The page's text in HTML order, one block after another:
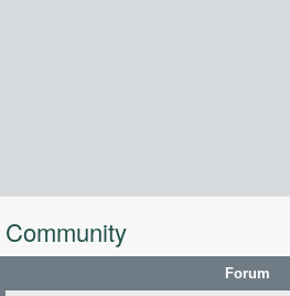
Community
Forum